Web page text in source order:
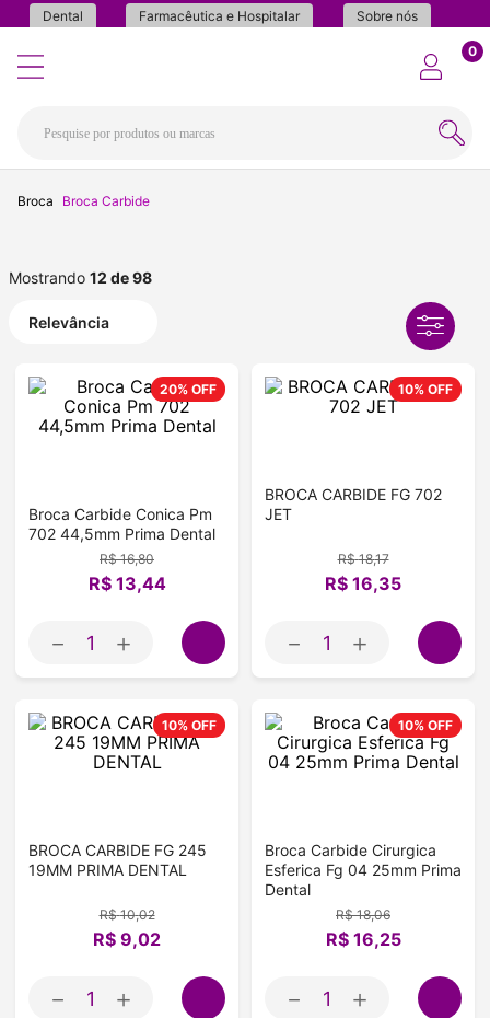
Dental Farmacêutica e Hospitalar Sobre nós
0
Broca Broca Carbide
Mostrando 12 de 98
Relevância
20% OFF
Broca Carbide Conica Pm
702 44,5mm Prima Dental
R$ 16,80
R$ 13,44
＋
－
10% OFF
BROCA CARBIDE FG 702
JET
R$ 18,17
R$ 16,35
＋
－
10% OFF
BROCA CARBIDE FG 245
19MM PRIMA DENTAL
R$ 10,02
R$ 9,02
＋
－
10% OFF
Broca Carbide Cirurgica
Esferica Fg 04 25mm Prima
Dental
R$ 18,06
R$ 16,25
＋
－